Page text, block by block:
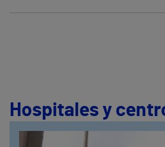
Hospitales y